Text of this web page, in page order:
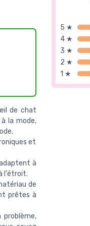
5 ★
4 ★
3 ★
2 ★
1 ★
de chat
la mode,
et
à
l'étroit.
de
prêtes à
problème,